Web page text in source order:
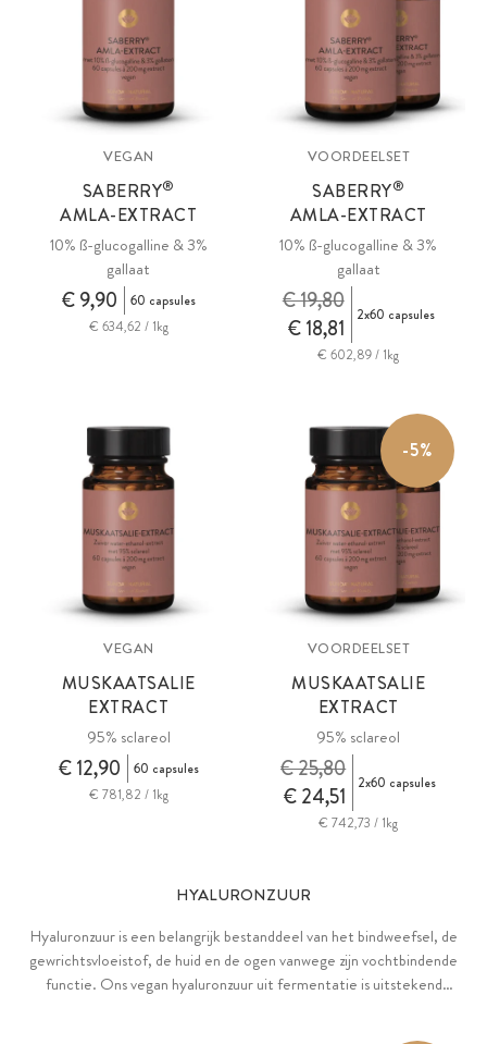
VEGAN
SABERRY®
AMLA-EXTRACT
10% ß-glucogalline & 3%
gallaat
€ 9,90
60 capsules
€ 634,62 / 1kg
VOORDEELSET
SABERRY®
AMLA-EXTRACT
10% ß-glucogalline & 3%
gallaat
€ 18,81
€ 19,80 2x60 capsules
€ 602,89 / 1kg
VEGAN
MUSKAATSALIE
EXTRACT
95% sclareol
€ 12,90
60 capsules
€ 781,82 / 1kg
-5%
VOORDEELSET
MUSKAATSALIE
EXTRACT
95% sclareol
€ 24,51
€ 25,80 2x60 capsules
€ 742,73 / 1kg
HYALURONZUUR
Hyaluronzuur is een belangrijk bestanddeel van het bindweefsel, de
gewrichtsvloeistof, de huid en de ogen vanwege zijn vochtbindende
functie. Ons vegan hyaluronzuur uit fermentatie is uitstekend